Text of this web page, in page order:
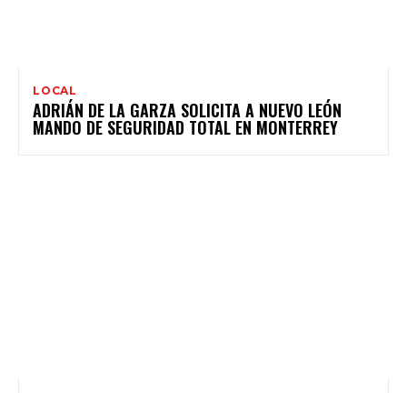
LOCAL
ADRIÁN DE LA GARZA SOLICITA A NUEVO LEÓN
MANDO DE SEGURIDAD TOTAL EN MONTERREY